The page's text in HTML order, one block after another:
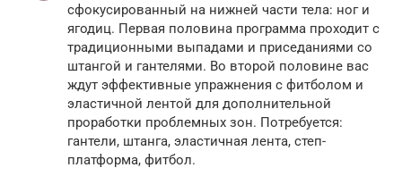
сфокусированный на нижней части тела: ног и
ягодиц. Первая половина программа проходит с
традиционными выпадами и приседаниями со
штангой и гантелями. Во второй половине вас
ждут эффективные упражнения с фитболом и
эластичной лентой для дополнительной
проработки проблемных зон. Потребуется:
гантели, штанга, эластичная лента, степ-
платформа, фитбол.